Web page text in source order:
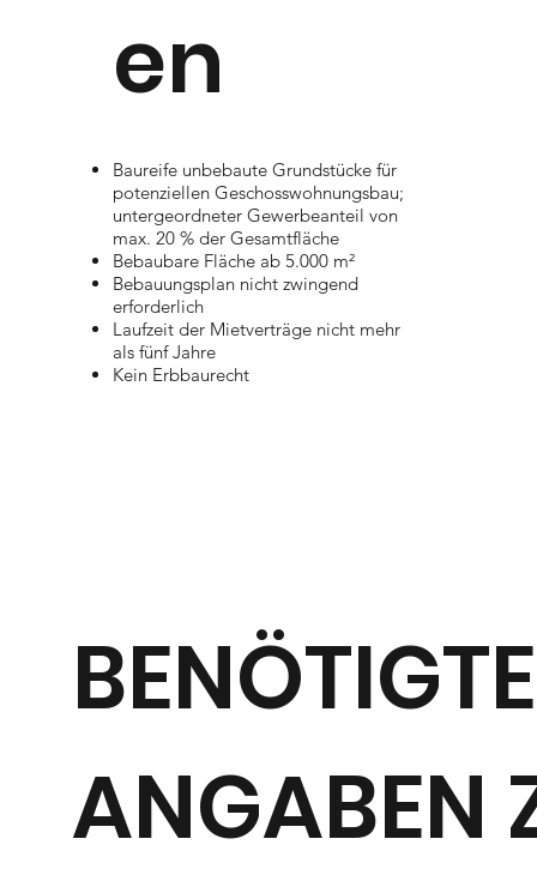
BENÖTIGTE
ANGABEN
en
Baureife unbebaute Grundstücke für
potenziellen Geschosswohnungsbau;
untergeordneter Gewerbeanteil von
max. 20 % der Gesamtfläche
Bebaubare Fläche ab 5.000 m²
Bebauungsplan nicht zwingend
erforderlich
Laufzeit der Mietverträge nicht mehr
als fünf Jahre
Kein Erbbaurecht